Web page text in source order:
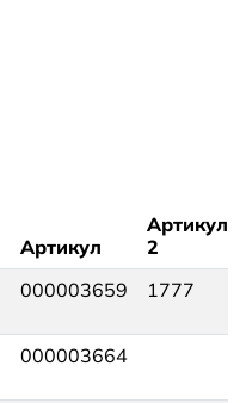
Артикул
Артикул
2
000003659 1777
000003664